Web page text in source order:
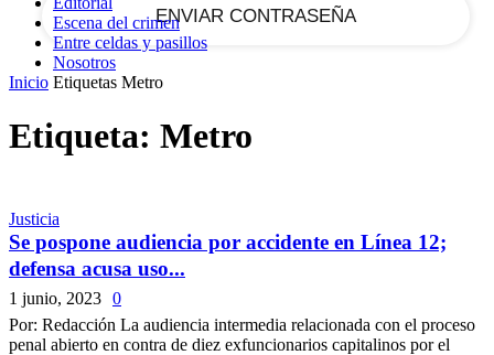
Escena del crimen
Entre celdas y pasillos
Nosotros
Inicio Etiquetas Metro
Etiqueta: Metro
Justicia
Se pospone audiencia por accidente en Línea 12;
defensa acusa uso...
1 junio, 2023 0
Por: Redacción La audiencia intermedia relacionada con el proceso
penal abierto en contra de diez exfuncionarios capitalinos por el